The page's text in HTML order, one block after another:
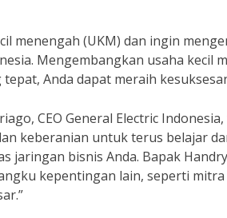
menengah (UKM) dan ingin
Mengembangkan usaha kecil
Anda dapat meraih
CEO General Electric
keberanian untuk terus belajar
jaringan bisnis Anda. Bapak
kepentingan lain, seperti